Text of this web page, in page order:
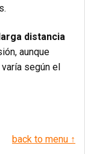
distancia
aunque
según el
back to menu ↑